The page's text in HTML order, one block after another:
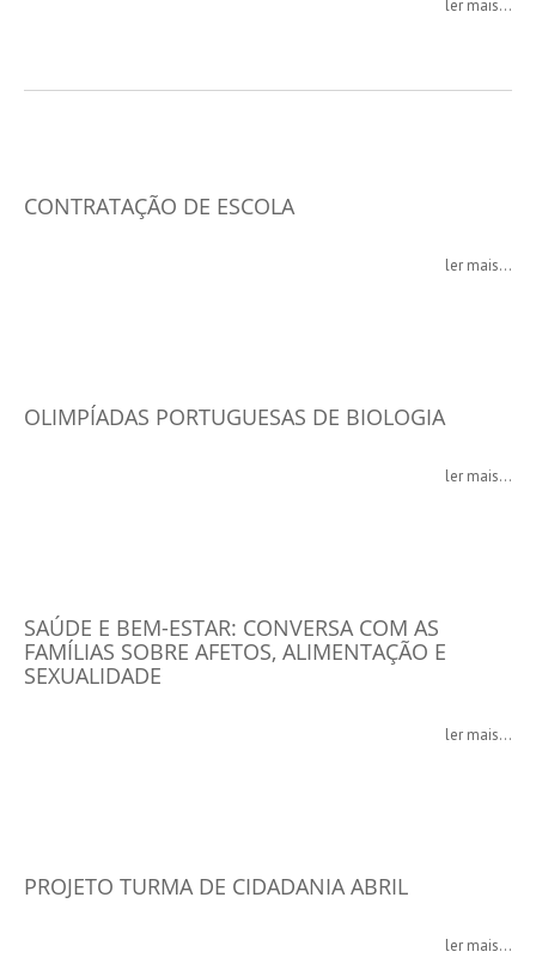
ler mais...
CONTRATAÇÃO DE ESCOLA
ler mais...
OLIMPÍADAS PORTUGUESAS DE BIOLOGIA
ler mais...
SAÚDE E BEM-ESTAR: CONVERSA COM AS
FAMÍLIAS SOBRE AFETOS, ALIMENTAÇÃO E
SEXUALIDADE
ler mais...
PROJETO TURMA DE CIDADANIA ABRIL
ler mais...